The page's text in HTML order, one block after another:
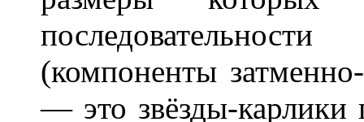
(компоненты
— это звёзды-карлики